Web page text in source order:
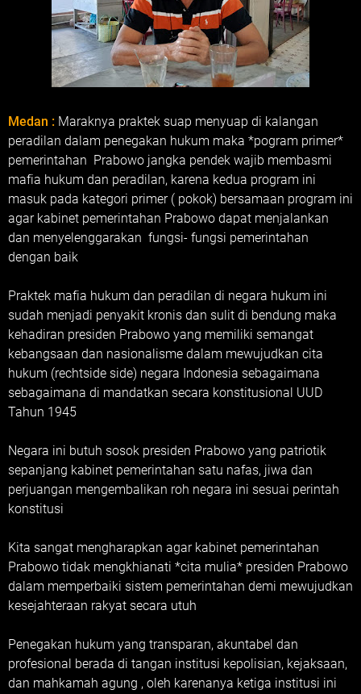
Medan : Maraknya praktek suap menyuap di kalangan
peradilan dalam penegakan hukum maka *pogram primer*
pemerintahan Prabowo jangka pendek wajib membasmi
mafia hukum dan peradilan, karena kedua program ini
masuk pada kategori primer ( pokok) bersamaan program ini
agar kabinet pemerintahan Prabowo dapat menjalankan
dan menyelenggarakan fungsi- fungsi pemerintahan
dengan baik
Praktek mafia hukum dan peradilan di negara hukum ini
sudah menjadi penyakit kronis dan sulit di bendung maka
kehadiran presiden Prabowo yang memiliki semangat
kebangsaan dan nasionalisme dalam mewujudkan cita
hukum (rechtside side) negara Indonesia sebagaimana
sebagaimana di mandatkan secara konstitusional UUD
Tahun 1945
Negara ini butuh sosok presiden Prabowo yang patriotik
sepanjang kabinet pemerintahan satu nafas, jiwa dan
perjuangan mengembalikan roh negara ini sesuai perintah
konstitusi
Kita sangat mengharapkan agar kabinet pemerintahan
Prabowo tidak mengkhianati *cita mulia* presiden Prabowo
dalam memperbaiki sistem pemerintahan demi mewujudkan
kesejahteraan rakyat secara utuh
Penegakan hukum yang transparan, akuntabel dan
profesional berada di tangan institusi kepolisian, kejaksaan,
dan mahkamah agung , oleh karenanya ketiga institusi ini